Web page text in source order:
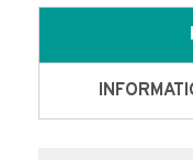
pastel